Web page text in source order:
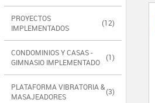
PROYECTOS
IMPLEMENTADOS
(12)
CONDOMINIOS Y CASAS -
GIMNASIO IMPLEMENTADO
(1)
PLATAFORMA VIBRATORIA &
MASAJEADORES
(3)